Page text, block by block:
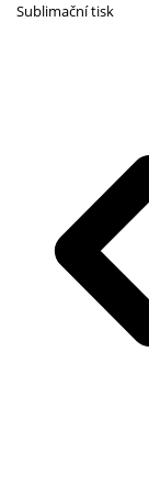
Sublimační tisk